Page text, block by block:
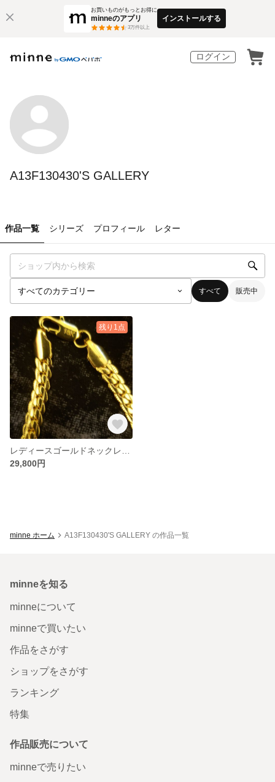
お買いものがもっとお得に
minneのアプリ
3万件以上
インストールする
ログイン
A13F130430'S GALLERY
作品一覧 シリーズ プロフィール レター
すべて 販売中
残り1点
29,800円
minne ホーム A13F130430'S GALLERY の作品一覧
minneを知る
minneについて
minneで買いたい
作品をさがす
ショップをさがす
ランキング
特集
作品販売について
minneで売りたい